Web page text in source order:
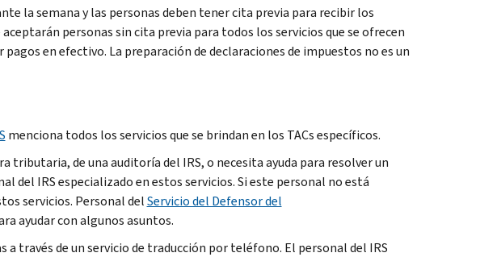
la semana y las personas deben tener cita previa para recibir los
personas sin cita previa para todos los servicios que se ofrecen
en efectivo. La preparación de declaraciones de impuestos no es un
menciona todos los servicios que se brindan en los TACs específicos.
tributaria, de una auditoría del IRS, o necesita ayuda para resolver un
del IRS especializado en estos servicios. Si este personal no está
servicios. Personal delServicio del Defensor del
ayudar con algunos asuntos.
través de un servicio de traducción por teléfono. El personal del IRS